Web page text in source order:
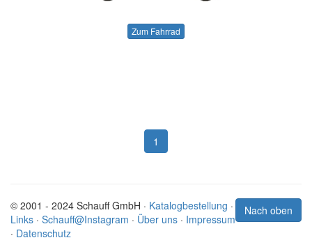
Zum Fahrrad
1
Nach oben
© 2001 - 2024 Schauff GmbH · Katalogbestellung ·
Links · Schauff@Instagram · Über uns · Impressum
· Datenschutz